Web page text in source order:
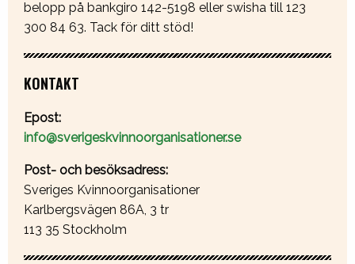
belopp på bankgiro 142-5198 eller swisha till 123
300 84 63. Tack för ditt stöd!
KONTAKT
Epost:
info@sverigeskvinnoorganisationer.se
Post- och besöksadress:
Sveriges Kvinnoorganisationer
Karlbergsvägen 86A, 3 tr
113 35 Stockholm